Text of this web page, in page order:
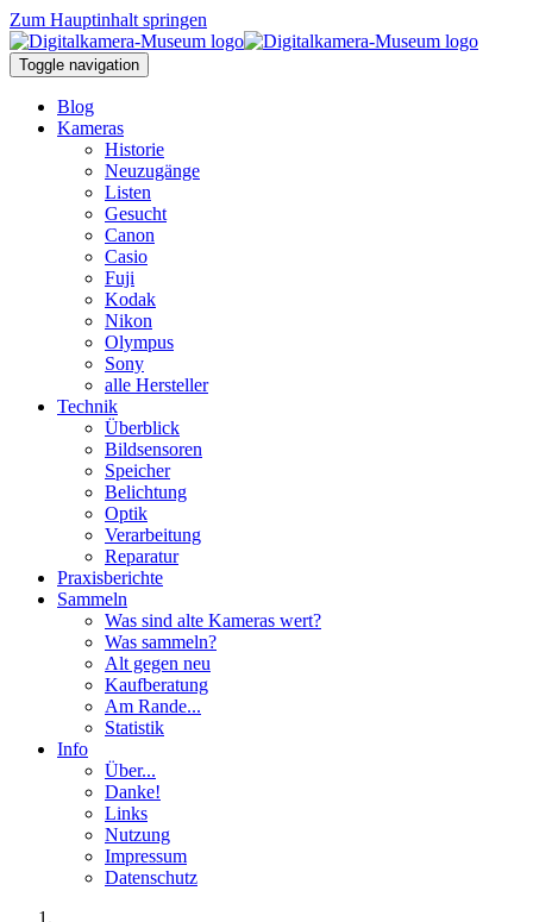
Zum Hauptinhalt springen
Toggle navigation
Blog
Kameras
Historie
Neuzugänge
Listen
Gesucht
Canon
Casio
Fuji
Kodak
Nikon
Olympus
Sony
alle Hersteller
Technik
Überblick
Bildsensoren
Speicher
Belichtung
Optik
Verarbeitung
Reparatur
Praxisberichte
Sammeln
Was sind alte Kameras wert?
Was sammeln?
Alt gegen neu
Kaufberatung
Am Rande...
Statistik
Info
Über...
Danke!
Links
Nutzung
Impressum
Datenschutz